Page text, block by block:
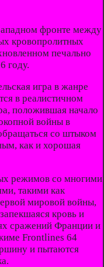
фронте между
кровопролитных
печально
году.
игра в жанре
в реалистичном
положившая начало
войны в
со штыком
как и хорошая
режимов со многими
такими как
мировой войны,
кровь и
сражений Франции и
Frontlines 64
и пытаются